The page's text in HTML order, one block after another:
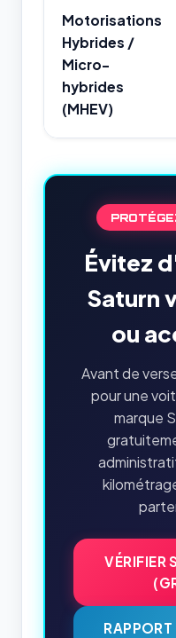
Motorisations
Hybrides /
Micro-
hybrides
(MHEV)
Évitez
Saturn
ou
Avant de
pour une
marque
VÉRIFIER